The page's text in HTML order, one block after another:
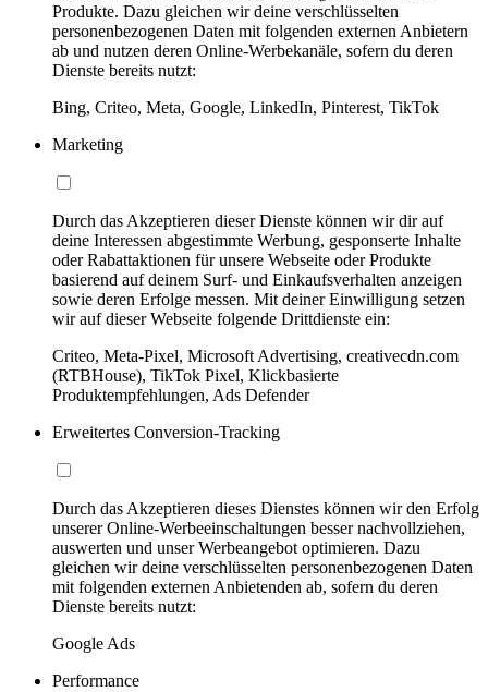
Produkte. Dazu gleichen wir deine verschlüsselten
personenbezogenen Daten mit folgenden externen Anbietern
ab und nutzen deren Online-Werbekanäle, sofern du deren
Dienste bereits nutzt:
Bing, Criteo, Meta, Google, LinkedIn, Pinterest, TikTok
Marketing
Durch das Akzeptieren dieser Dienste können wir dir auf
deine Interessen abgestimmte Werbung, gesponserte Inhalte
oder Rabattaktionen für unsere Webseite oder Produkte
basierend auf deinem Surf- und Einkaufsverhalten anzeigen
sowie deren Erfolge messen. Mit deiner Einwilligung setzen
wir auf dieser Webseite folgende Drittdienste ein:
Criteo, Meta-Pixel, Microsoft Advertising, creativecdn.com
(RTBHouse), TikTok Pixel, Klickbasierte
Produktempfehlungen, Ads Defender
Erweitertes Conversion-Tracking
Durch das Akzeptieren dieses Dienstes können wir den Erfolg
unserer Online-Werbeeinschaltungen besser nachvollziehen,
auswerten und unser Werbeangebot optimieren. Dazu
gleichen wir deine verschlüsselten personenbezogenen Daten
mit folgenden externen Anbietenden ab, sofern du deren
Dienste bereits nutzt:
Google Ads
Performance